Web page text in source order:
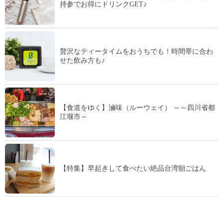
持参でお得にドリンクGET♪
贅沢なティータイムをおうちでも！時間帯に合わ
せた飲み方も♪
【食道をゆく】滷味（ルーウェイ） ～～四川省都
江堰市～
【特集】早起きして食べたい絶品台湾朝ごはん